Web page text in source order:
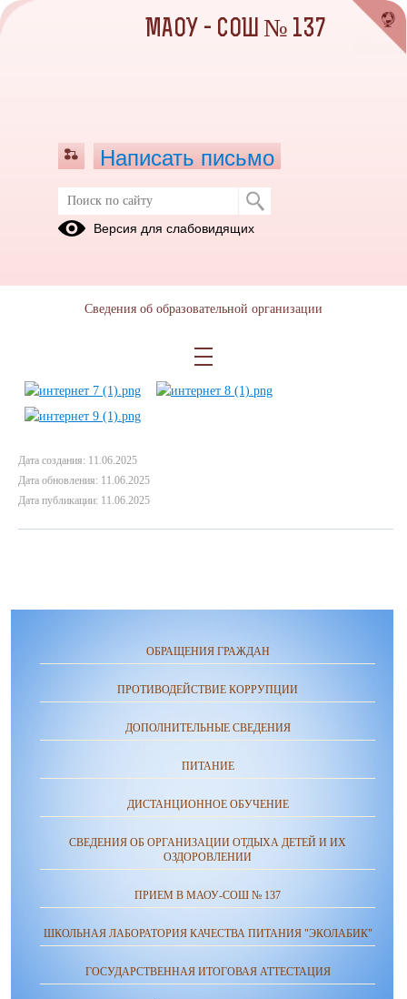
Незаконные публикации
Дата создания: 11.06.2025
Дата обновления: 11.06.2025
Дата публикации: 11.06.2025
ОБРАЩЕНИЯ ГРАЖДАН
ПРОТИВОДЕЙСТВИЕ КОРРУПЦИИ
ДОПОЛНИТЕЛЬНЫЕ СВЕДЕНИЯ
ПИТАНИЕ
ДИСТАНЦИОННОЕ ОБУЧЕНИЕ
СВЕДЕНИЯ ОБ ОРГАНИЗАЦИИ ОТДЫХА ДЕТЕЙ И ИХ
ОЗДОРОВЛЕНИИ
ПРИЕМ В МАОУ-СОШ № 137
ШКОЛЬНАЯ ЛАБОРАТОРИЯ КАЧЕСТВА ПИТАНИЯ "ЭКОЛАБИК"
ГОСУДАРСТВЕННАЯ ИТОГОВАЯ АТТЕСТАЦИЯ
МАОУ - СОШ № 137
Написать письмо
Версия для слабовидящих
Сведения об образовательной организации